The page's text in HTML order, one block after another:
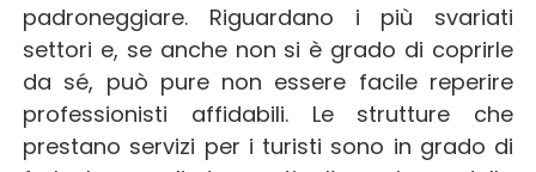
padroneggiare. Riguardano i più svariati
settori e, se anche non si è grado di coprirle
da sé, può pure non essere facile reperire
professionisti affidabili. Le strutture che
prestano servizi per i turisti sono in grado di